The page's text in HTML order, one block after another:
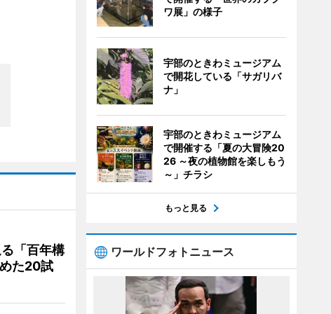
「百年構
た20試
ワ展」の様子
宇部のときわミュージアム
で開花している「サガリバ
ナ」
宇部のときわミュージアム
で開催する「夏の大冒険20
26 ～夜の植物館を楽しもう
～」チラシ
もっと見る
ワールドフォトニュース